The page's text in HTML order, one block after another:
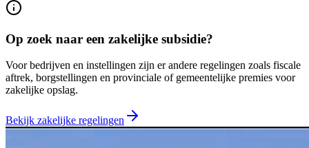
Op zoek naar een zakelijke subsidie?
Voor bedrijven en instellingen zijn er andere regelingen zoals fiscale
aftrek, borgstellingen en provinciale of gemeentelijke premies voor
zakelijke opslag.
Bekijk zakelijke regelingen